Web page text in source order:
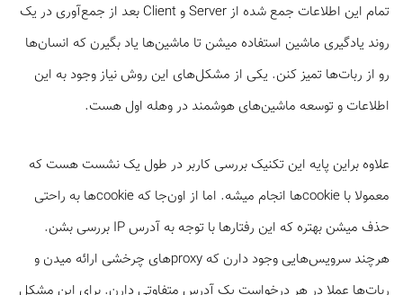
تمام این اطلاعات جمع شده از Server و Client بعد از جمع‌آوری در یک
روند یادگیری ماشین استفاده میشن تا ماشین‌ها یاد بگیرن که انسان‌ها
رو از ربات‌ها تمیز کنن. یکی از مشکل‌های این روش نیاز وجود به این
اطلاعات و توسعه ماشین‌های هوشمند در وهله اول هست.
علاوه براین پایه این تکنیک بررسی کاربر در طول یک نشست هست که
معمولا با cookieها انجام میشه. اما از اون‌جا که cookieها به راحتی
حذف میشن بهتره که این رفتارها با توجه به آدرس IP بررسی بشن.
هرچند سرویس‌هایی وجود دارن که proxyهای چرخشی ارائه میدن و
ربات‌ها عملا در هر درخواست یک آدرس متفاوتی دارن. برای این مشکل